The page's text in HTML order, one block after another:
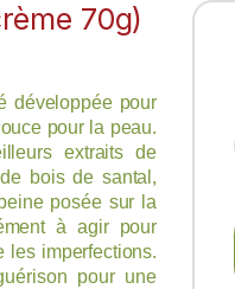
70g)
développée pour
pour la peau.
extraits de
bois de santal,
posée sur la
à agir pour
les imperfections.
pour une